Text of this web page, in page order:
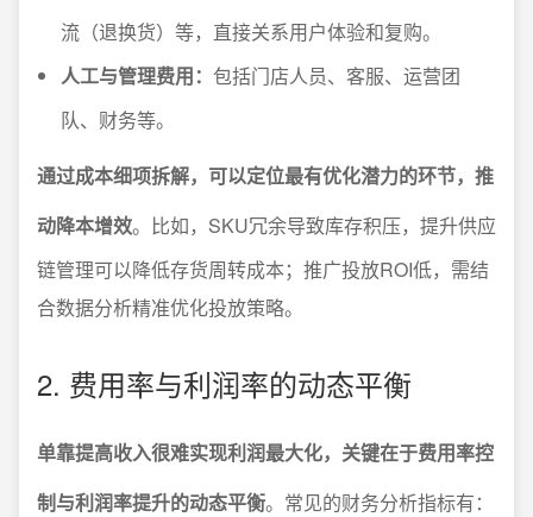
流（退换货）等，直接关系用户体验和复购。
人工与管理费用： 包括门店人员、客服、运营团
队、财务等。
通过成本细项拆解，可以定位最有优化潜力的环节，推
动降本增效。比如，SKU冗余导致库存积压，提升供应
链管理可以降低存货周转成本；推广投放ROI低，需结
合数据分析精准优化投放策略。
2. 费用率与利润率的动态平衡
单靠提高收入很难实现利润最大化，关键在于费用率控
制与利润率提升的动态平衡。常见的财务分析指标有：